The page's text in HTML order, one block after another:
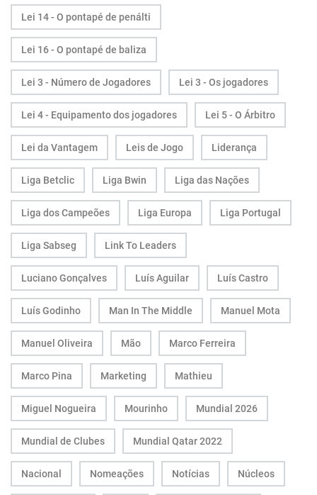
Lei 14 - O pontapé de penálti
Lei 16 - O pontapé de baliza
Lei 3 - Número de Jogadores Lei 3 - Os jogadores
Lei 4 - Equipamento dos jogadores Lei 5 - O Árbitro
Lei da Vantagem Leis de Jogo Liderança
Liga Betclic Liga Bwin Liga das Nações
Liga dos Campeões Liga Europa Liga Portugal
Liga Sabseg Link To Leaders
Luciano Gonçalves Luís Aguilar Luís Castro
Luís Godinho Man In The Middle Manuel Mota
Manuel Oliveira Mão Marco Ferreira
Marco Pina Marketing Mathieu
Miguel Nogueira Mourinho Mundial 2026
Mundial de Clubes Mundial Qatar 2022
Nacional Nomeações Notícias Núcleos